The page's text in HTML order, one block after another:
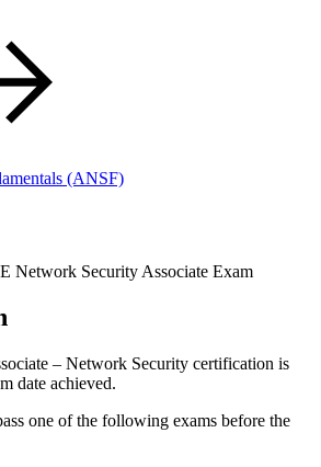
(ANSF)
Network Security Associate Exam
– Network Security certification is
date achieved.
one of the following exams before the